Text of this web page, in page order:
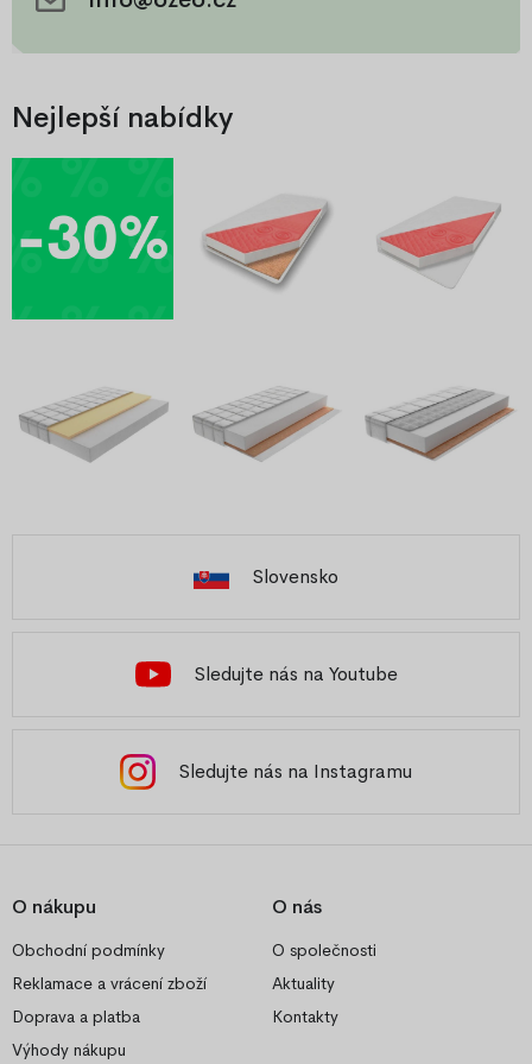
Nejlepší nabídky
Slovensko
Sledujte nás na Youtube
Sledujte nás na Instagramu
O nákupu
Obchodní podmínky
Reklamace a vrácení zboží
Doprava a platba
Výhody nákupu
O nás
O společnosti
Aktuality
Kontakty